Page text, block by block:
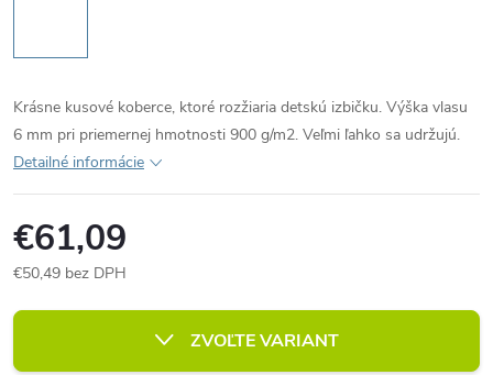
Krásne kusové koberce, ktoré rozžiaria detskú izbičku. Výška vlasu
6 mm pri priemernej hmotnosti 900 g/m2. Veľmi ľahko sa udržujú.
Detailné informácie
€61,09
€50,49 bez DPH
cena:
ZVOĽTE VARIANT